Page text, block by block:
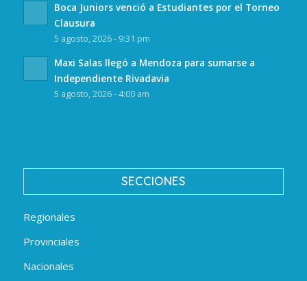
Boca Juniors venció a Estudiantes por el Torneo
Clausura
5 agosto, 2026 - 9:31 pm
Maxi Salas llegó a Mendoza para sumarse a
Independiente Rivadavia
5 agosto, 2026 - 4:00 am
SECCIONES
Regionales
Provinciales
Nacionales